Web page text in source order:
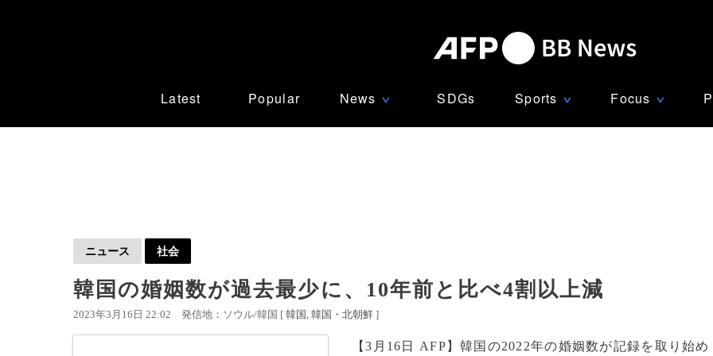
Latest Popular News ∨ SDGs Sports ∨ Focus ∨
ニュース 社会
韓国の婚姻数が過去最少に、10年前と比べ4割以上減
2023年3月16日 22:02 発信地：ソウル/韓国 [ 韓国 韓国・北朝鮮 ]
【3月16日 AFP】韓国の2022年の婚姻数が記録を取り始め